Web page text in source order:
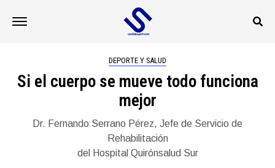
DEPORTE Y SALUD
Si el cuerpo se mueve todo funciona
mejor
Dr. Fernando Serrano Pérez, Jefe de Servicio de
Rehabilitación
del Hospital Quirónsalud Sur